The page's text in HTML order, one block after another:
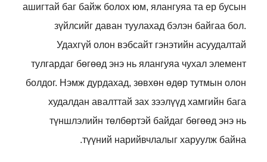
ашигтай баг байж болох юм, ялангуяа та ер бусын
зүйлсийг даван туулахад бэлэн байгаа бол.
Удахгүй олон вэбсайт гэнэтийн асуудалтай
тулгардаг бөгөөд энэ нь ялангуяа чухал элемент
болдог. Нэмж дурдахад, зөвхөн өдөр тутмын олон
худалдан авалттай зах зээлүүд хамгийн бага
түншлэлийн төлбөртэй байдаг бөгөөд энэ нь
түүний нарийвчлалыг харуулж байна.